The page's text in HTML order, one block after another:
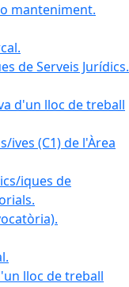
manteniment.
de Serveis Jurídics.
d'un lloc de treball
(C1) de l'Àrea
iques de
lloc de treball